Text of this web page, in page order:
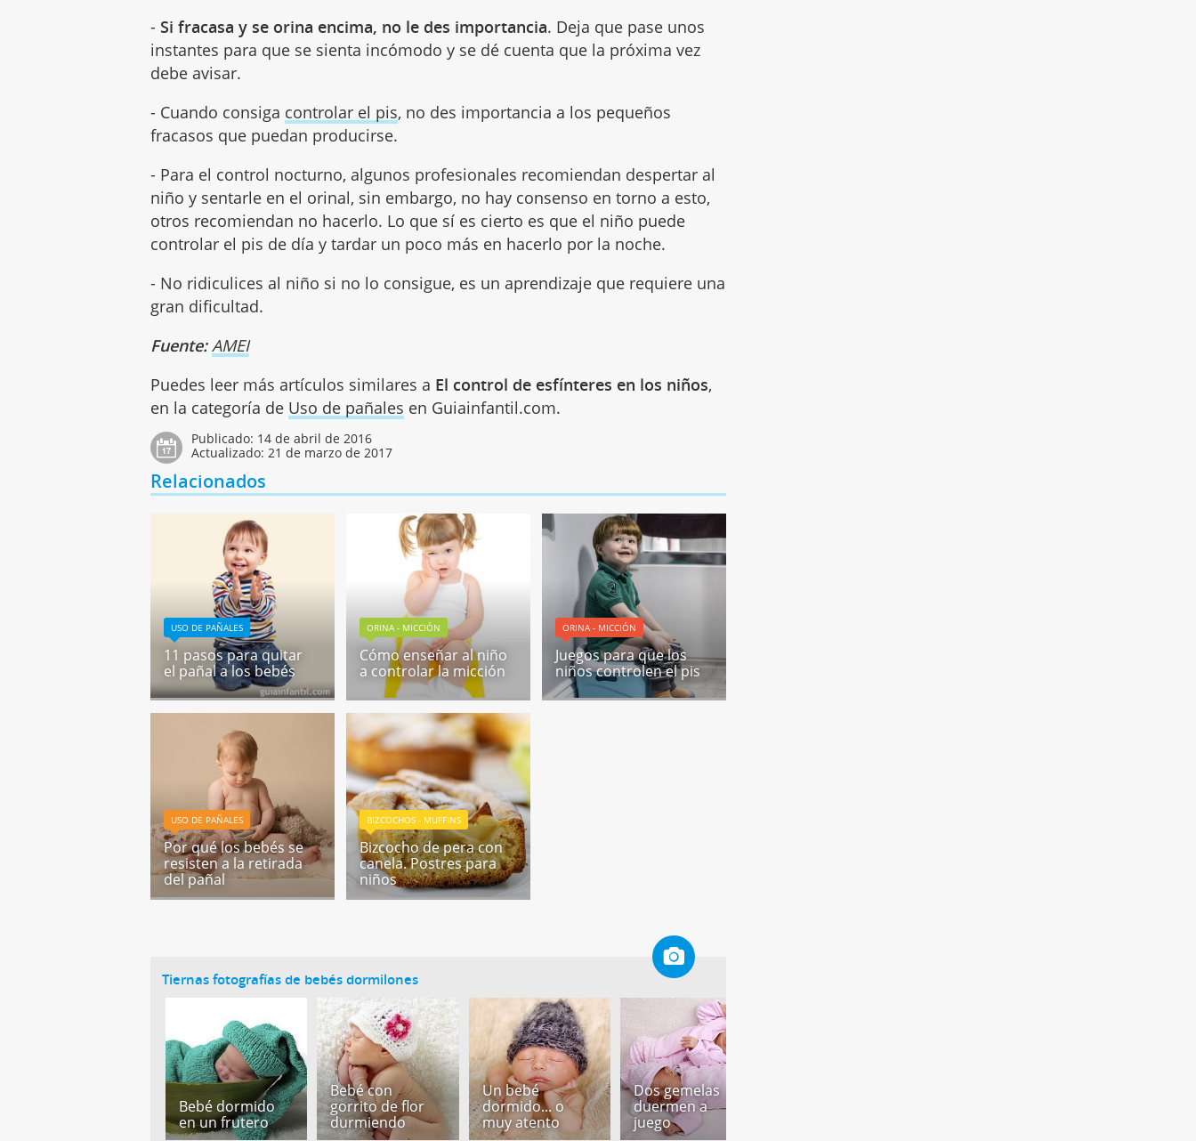
-Si fracasa y se orina encima, no le des importancia. Deja que pase unos
instantes para que se sienta incómodo y se dé cuenta que la próxima vez
debe avisar.
- Cuando consiga controlar el pis, no des importancia a los pequeños
fracasos que puedan producirse.
- Para el control nocturno, algunos profesionales recomiendan despertar al
niño y sentarle en el orinal, sin embargo, no hay consenso en torno a esto,
otros recomiendan no hacerlo. Lo que sí es cierto es que el niño puede
controlar el pis de día y tardar un poco más en hacerlo por la noche.
- No ridiculices al niño si no lo consigue, es un aprendizaje que requiere una
gran dificultad.
Fuente: AMEI
Puedes leer más artículos similares a El control de esfínteres en los niños,
en la categoría de Uso de pañales en Guiainfantil.com.
Publicado: 14 de abril de 2016
Actualizado:21 de marzo de 2017
Relacionados
USO DE PAÑALES
11 pasos para quitar
el pañal a los bebés
ORINA - MICCIÓN
Cómo enseñar al niño
a controlar la micción
ORINA - MICCIÓN
Juegos para que los
niños controlen el pis
USO DE PAÑALES
Por qué los bebés se
resisten a la retirada
del pañal
BIZCOCHOS - MUFFINS
Bizcocho de pera con
canela. Postres para
niños
Tiernas fotografías de bebés dormilones
Bebé dormido
en un frutero
Bebé con
gorrito de flor
durmiendo
Un bebé
dormido... o
muy atento
Dos gemelas
duermen a
juego